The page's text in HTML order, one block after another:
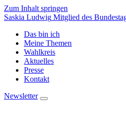
Zum Inhalt springen
Saskia Ludwig Mitglied des
Das bin ich
Meine Themen
Wahlkreis
Aktuelles
Presse
Kontakt
Newsletter